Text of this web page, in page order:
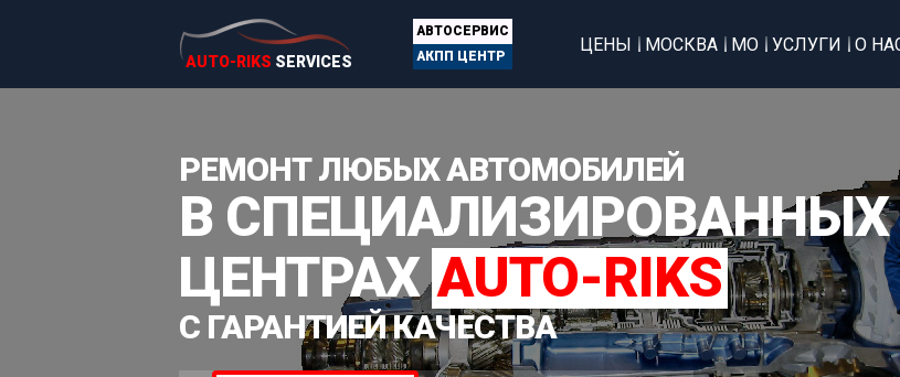
AUTO-RIKS SERVICES
АВТОСЕРВИС
АКПП ЦЕНТР
ЦЕНЫ МОСКВА МО УСЛУГИ О
РЕМОНТ ЛЮБЫХ АВТОМОБИЛЕЙ
В СПЕЦИАЛИЗИРОВАННЫХ
ЦЕНТРАХAUTO-RIKS
С ГАРАНТИЕЙ КАЧЕСТВА